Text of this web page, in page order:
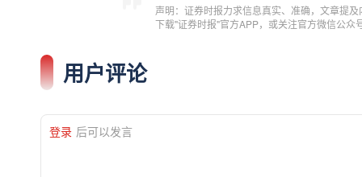
声明：证券时报力求信息真实、准确，文章提
下载"证券时报"官方APP，或关注官方微信公
用户评论
登录 后可以发言